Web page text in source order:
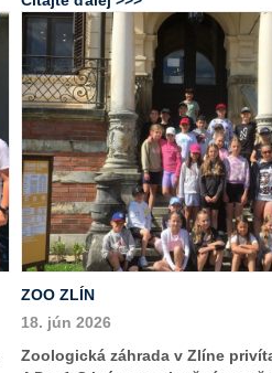
ZOO ZLÍN
18. jún 2026
Zoologická záhrada v Zlíne